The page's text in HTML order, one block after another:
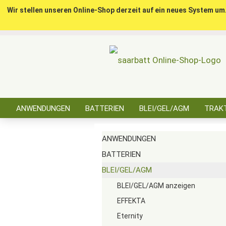
Wir stellen unseren Online-Shop derzeit auf ein neues System
ANWENDUNGEN BATTERIEN BLEI/GEL/AGM
ANWENDUNGEN
BATTERIEN
BLEI/GEL/AGM
BLEI/GEL/AGM anzeigen
EFFEKTA
Eternity